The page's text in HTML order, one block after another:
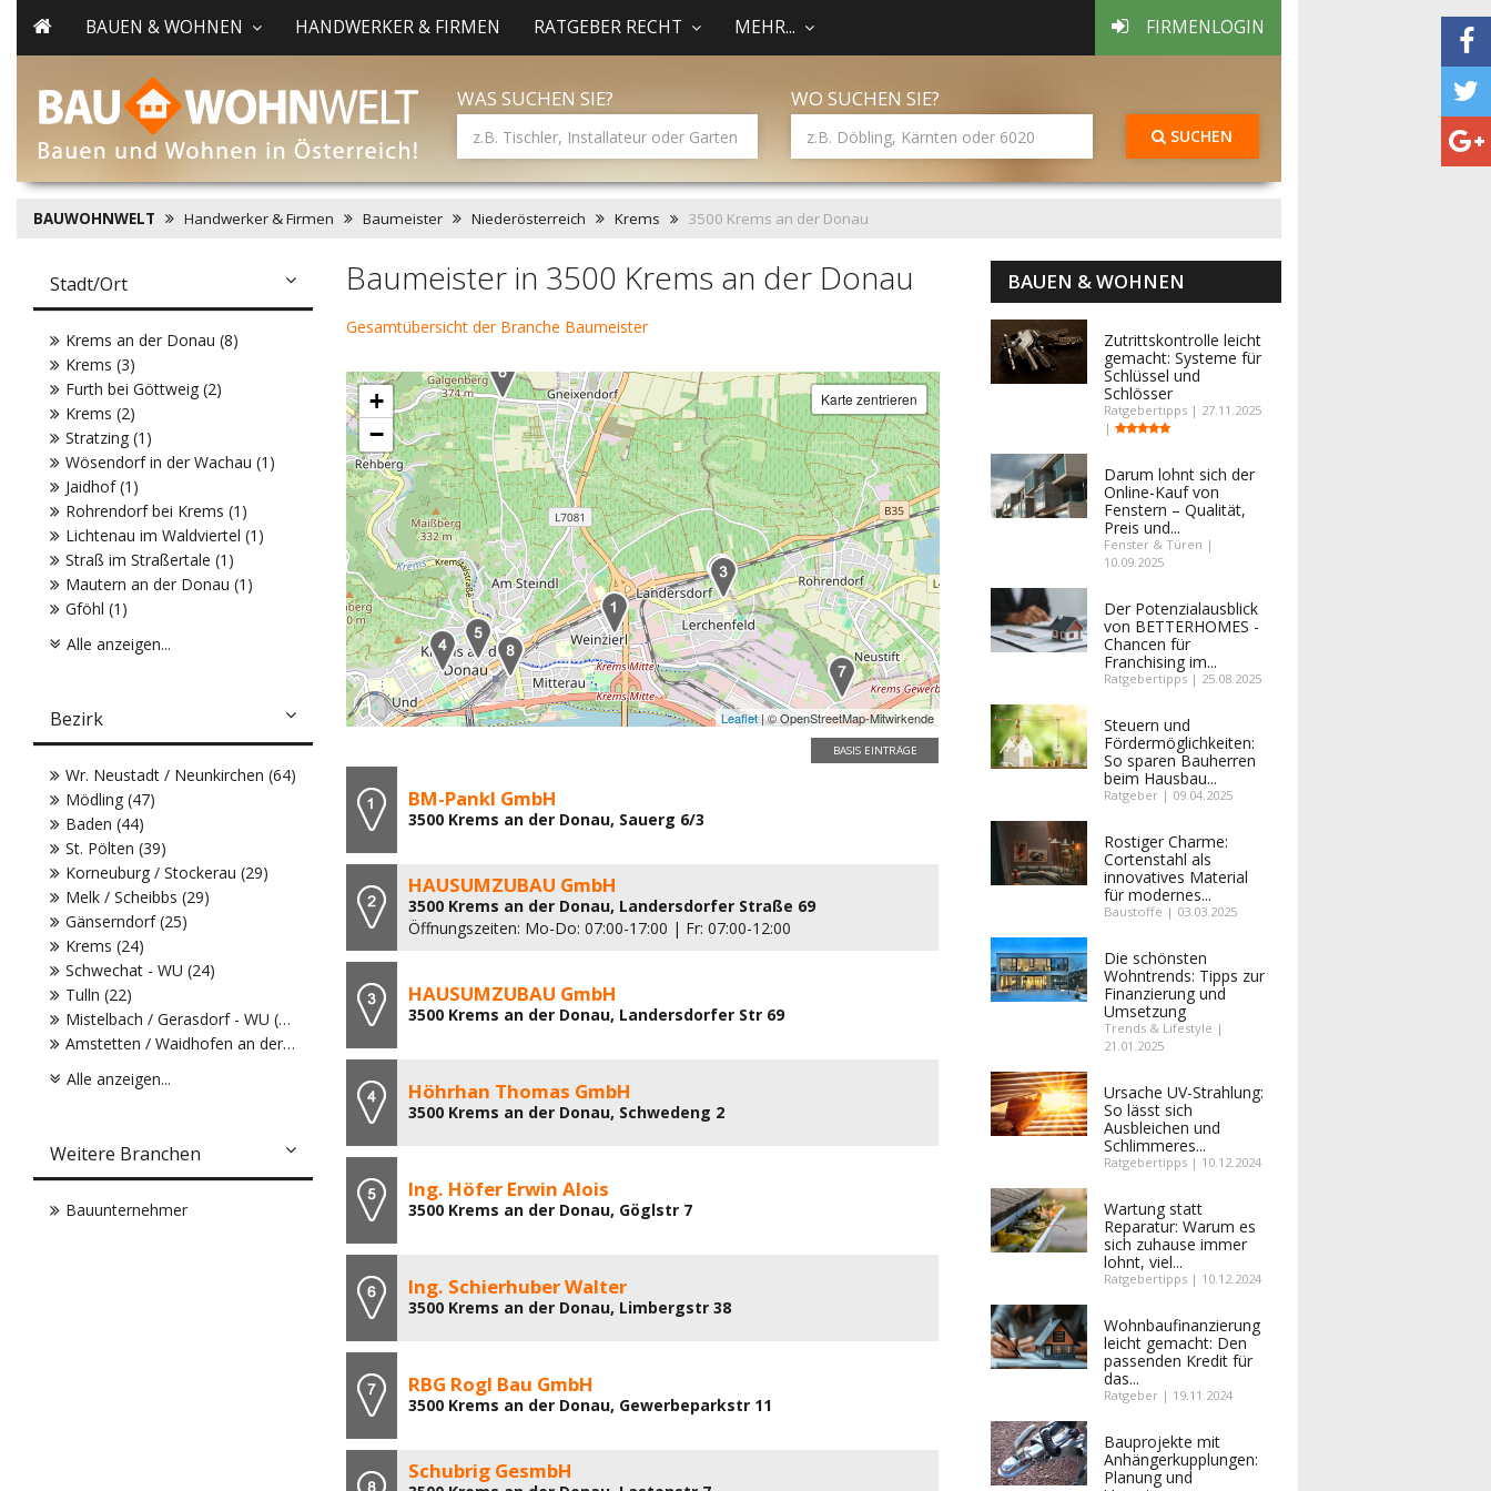
BAUEN & WOHNEN HANDWERKER & FIRMEN RATGEBER RECHT MEHR... FIRMENLOGIN
WAS SUCHEN SIE? WO SUCHEN SIE?
SUCHEN
BAUWOHNWELT Handwerker & Firmen Baumeister Niederösterreich Krems 3500 Krems an der Donau
Baumeister in 3500 Krems an der Donau
Gesamtübersicht der Branche Baumeister
+
−
Karte zentrieren
Leaflet| © OpenStreetMap-Mitwirkende
BASIS EINTRÄGE
BM-Pankl GmbH
3500 Krems an der Donau, Sauerg 6/3
HAUSUMZUBAU GmbH
3500 Krems an der Donau, Landersdorfer Straße 69
Öffnungszeiten: Mo-Do: 07:00-17:00 | Fr: 07:00-12:00
HAUSUMZUBAU GmbH
3500 Krems an der Donau, Landersdorfer Str 69
Höhrhan Thomas GmbH
3500 Krems an der Donau, Schwedeng 2
Ing. Höfer Erwin Alois
3500 Krems an der Donau, Göglstr 7
Ing. Schierhuber Walter
3500 Krems an der Donau, Limbergstr 38
RBG Rogl Bau GmbH
3500 Krems an der Donau, Gewerbeparkstr 11
Schubrig GesmbH
Stadt/Ort
Krems an der Donau (8)
Krems (3)
Furth bei Göttweig (2)
Krems (2)
Stratzing (1)
Wösendorf in der Wachau (1)
Jaidhof (1)
Rohrendorf bei Krems (1)
Lichtenau im Waldviertel (1)
Straß im Straßertale (1)
Mautern an der Donau (1)
Gföhl (1)
Alle anzeigen...
Bezirk
Wr. Neustadt / Neunkirchen (64)
Mödling (47)
Baden (44)
St. Pölten (39)
Korneuburg / Stockerau (29)
Melk / Scheibbs (29)
Gänserndorf (25)
Krems (24)
Schwechat - WU (24)
Tulln (22)
Mistelbach / Gerasdorf - WU (20)
Amstetten / Waidhofen an der Ybbs (19)
Alle anzeigen...
Weitere Branchen
Bauunternehmer
BAUEN & WOHNEN
Zutrittskontrolle leicht
gemacht: Systeme für
Schlüssel und
Schlösser
Ratgebertipps | 27.11.2025
|
Darum lohnt sich der
Online-Kauf von
Fenstern – Qualität,
Preis und...
Fenster & Türen |
10.09.2025
Der Potenzialausblick
von BETTERHOMES -
Chancen für
Franchising im...
Ratgebertipps | 25.08.2025
Steuern und
Fördermöglichkeiten:
So sparen Bauherren
beim Hausbau...
Ratgeber | 09.04.2025
Rostiger Charme:
Cortenstahl als
innovatives Material
für modernes...
Baustoffe | 03.03.2025
Die schönsten
Wohntrends: Tipps zur
Finanzierung und
Umsetzung
Trends & Lifestyle |
21.01.2025
Ursache UV-Strahlung:
So lässt sich
Ausbleichen und
Schlimmeres...
Ratgebertipps | 10.12.2024
Wartung statt
Reparatur: Warum es
sich zuhause immer
lohnt, viel...
Ratgebertipps | 10.12.2024
Wohnbaufinanzierung
leicht gemacht: Den
passenden Kredit für
das...
Ratgeber | 19.11.2024
Bauprojekte mit
Anhängerkupplungen:
Planung und